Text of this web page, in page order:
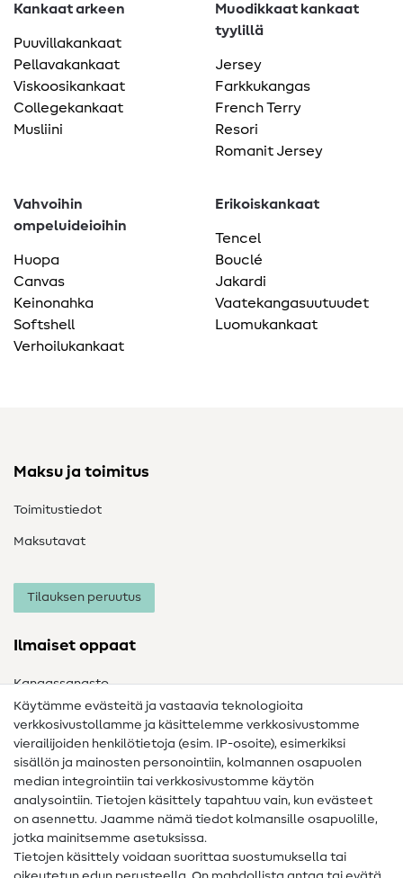
Kankaat arkeen
Puuvillakankaat
Pellavakankaat
Viskoosikankaat
Collegekankaat
Musliini
Muodikkaat kankaat
tyylillä
Jersey
Farkkukangas
French Terry
Resori
Romanit Jersey
Vahvoihin
ompeluideioihin
Huopa
Canvas
Keinonahka
Softshell
Verhoilukankaat
Erikoiskankaat
Tencel
Bouclé
Jakardi
Vaatekangasuutuudet
Luomukankaat
Maksu ja toimitus
Toimitustiedot
Maksutavat
Tilauksen peruutus
Ilmaiset oppaat
Kangassanasto
Ompelusanasto
Ompeluohjeet
Apua ja yhteystiedot
Yhteystiedot
Tietoa omistajanvaihdoksesta
Käytämme evästeitä ja vastaavia teknologioita
verkkosivustollamme ja käsittelemme verkkosivustomme
vierailijoiden henkilötietoja (esim. IP-osoite), esimerkiksi
sisällön ja mainosten personointiin, kolmannen osapuolen
median integrointiin tai verkkosivustomme käytön
analysointiin. Tietojen käsittely tapahtuu vain, kun evästeet
on asennettu. Jaamme nämä tiedot kolmansille osapuolille,
jotka mainitsemme asetuksissa.
Tietojen käsittely voidaan suorittaa suostumuksella tai